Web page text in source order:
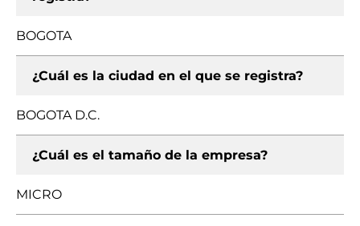
BOGOTA
¿Cuál es la ciudad en el que se registra?
BOGOTA D.C.
¿Cuál es el tamaño de la empresa?
MICRO